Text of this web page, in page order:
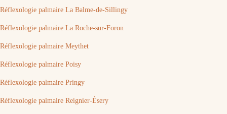
Réflexologie palmaire La Balme-de-Sillingy
Réflexologie palmaire La Roche-sur-Foron
Réflexologie palmaire Meythet
Réflexologie palmaire Poisy
Réflexologie palmaire Pringy
Réflexologie palmaire Reignier-Ésery